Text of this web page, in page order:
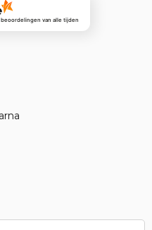
beoordelingenvan alle tijden